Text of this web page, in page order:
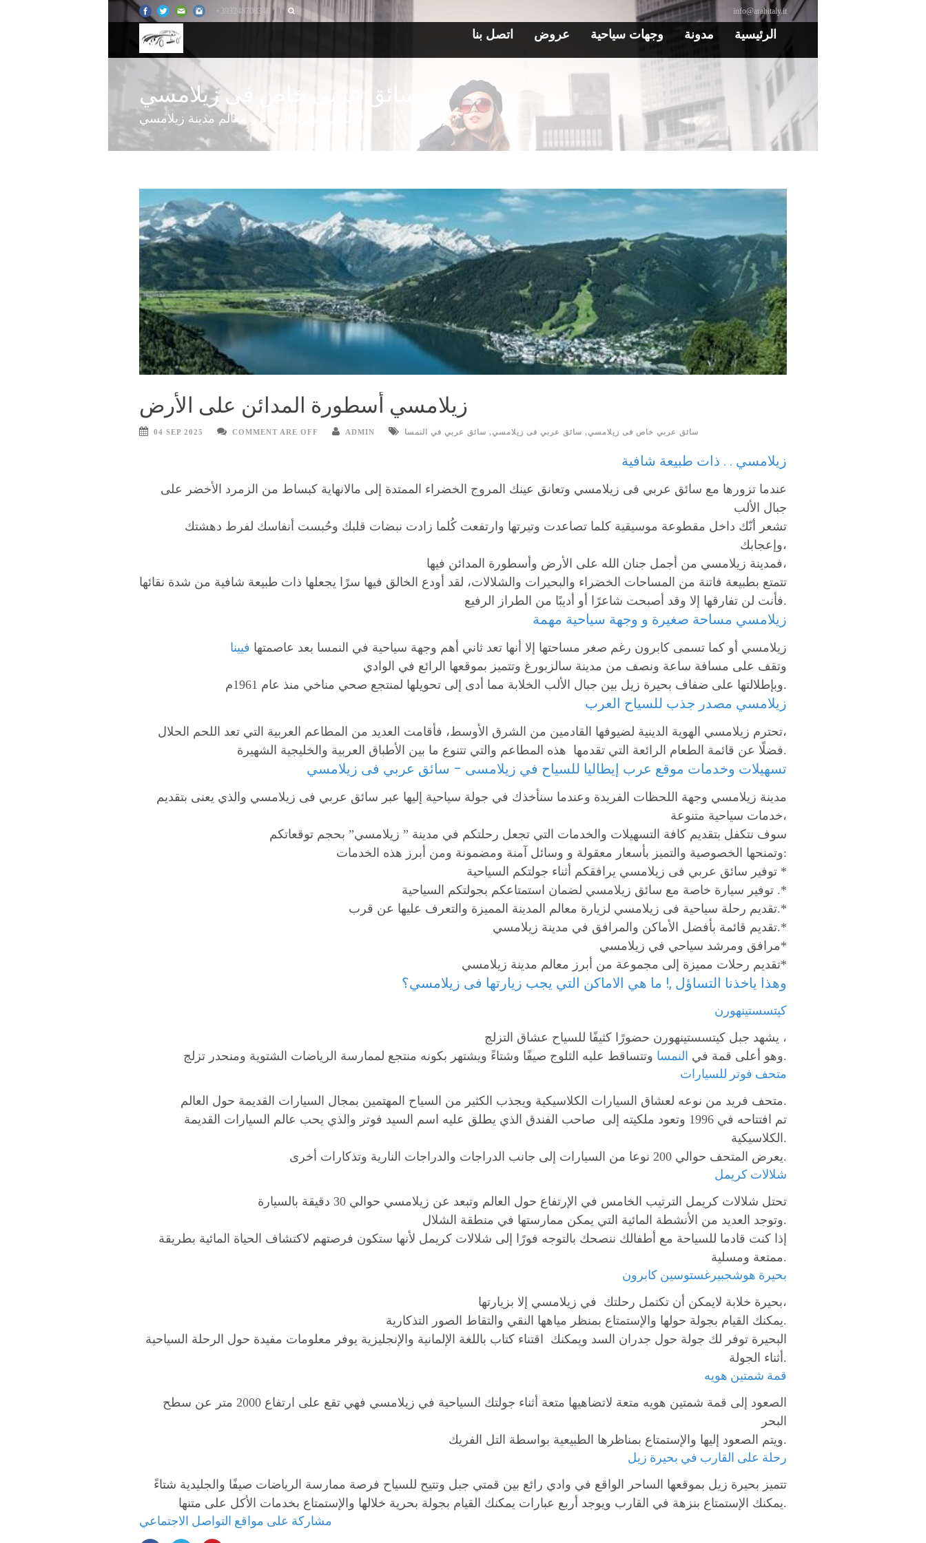
+393248708348 info@arabitaly.it
اتصل بنا عروض وجهات سياحية مدونة الرئيسية
سائق عربي خاص فى زيلامسي
رحلات مميزة إلى أبرز معالم مدينة زيلامسي
زيلامسي أسطورة المدائن على الأرض
04 SEP 2025 COMMENT ARE OFF ADMIN سائق عربي خاص فى زيلامسي , سائق عربي فى زيلامسي , سائق عربي في النمسا
زيلامسي . . ذات طبيعة شافية
عندما تزورها مع سائق عربي فى زيلامسي وتعانق عينك المروج الخضراء الممتدة إلى مالانهاية كبساط من الزمرد الأخضر على
جبال الألب
تشعر أنّك داخل مقطوعة موسيقية كلما تصاعدت وتيرتها وارتفعت كُلما زادت نبضات قلبك وحُبست أنفاسك لفرط دهشتك
وإعجابك،
فمدينة زيلامسي من أجمل جنان الله على الأرض وأسطورة المدائن فيها،
تتمتع بطبيعة فاتنة من المساحات الخضراء والبحيرات والشلالات، لقد أودع الخالق فيها سرًا يجعلها ذات طبيعة شافية من شدة نقائها
فأنت لن تفارقها إلا وقد أصبحت شاعرًا أو أديبًا من الطراز الرفيع.
زيلامسي مساحة صغيرة و وجهة سياحية مهمة
زيلامسي أو كما تسمى كابرون رغم صغر مساحتها إلا أنها تعد ثاني أهم وجهة سياحية في النمسا بعد عاصمتها فيينا
وتقف على مسافة ساعة ونصف من مدينة سالزبورغ وتتميز بموقعها الرائع في الوادي
وبإطلالتها على ضفاف بحيرة زيل بين جبال الألب الخلابة مما أدى إلى تحويلها لمنتجع صحي مناخي منذ عام 1961م.
زيلامسي مصدر جذب للسياح العرب
تحترم زيلامسي الهوية الدينية لضيوفها القادمين من الشرق الأوسط، فأقامت العديد من المطاعم العربية التي تعد اللحم الحلال،
فضلًا عن قائمة الطعام الرائعة التي تقدمها هذه المطاعم والتي تتنوع ما بين الأطباق العربية والخليجية الشهيرة.
تسهيلات وخدمات موقع عرب إيطاليا للسياح في زيلامسى – سائق عربي فى زيلامسي
مدينة زيلامسي وجهة اللحظات الفريدة وعندما سنأخذك في جولة سياحية إليها عبر سائق عربي فى زيلامسي والذي يعنى بتقديم
خدمات سياحية متنوعة،
سوف نتكفل بتقديم كافة التسهيلات والخدمات التي تجعل رحلتكم في مدينة ” زيلامسي” بحجم توقعاتكم
وتمنحها الخصوصية والتميز بأسعار معقولة و وسائل آمنة ومضمونة ومن أبرز هذه الخدمات:
توفير سائق عربي فى زيلامسي يرافقكم أثناء جولتكم السياحية *
توفير سيارة خاصة مع سائق زيلامسي لضمان استمتاعكم بجولتكم السياحية .*
تقديم رحلة سياحية فى زيلامسي لزيارة معالم المدينة المميزة والتعرف عليها عن قرب.*
تقديم قائمة بأفضل الأماكن والمرافق في مدينة زيلامسي.*
مرافق ومرشد سياحي في زيلامسي*
تقديم رحلات مميزة إلى مجموعة من أبرز معالم مدينة زيلامسي*
وهذا ياخذنا التساؤل ,! ما هي الاماكن التي يجب زيارتها فى زيلامسي؟
كيتسستينهورن
يشهد جبل كيتسستينهورن حضورًا كثيفًا للسياح عشاق التزلج ،
وهو أعلى قمة في النمسا وتتساقط عليه الثلوج صيفًا وشتاءً ويشتهر بكونه منتجع لممارسة الرياضات الشتوية ومنحدر تزلج.
متحف فوتر للسيارات
متحف فريد من نوعه لعشاق السيارات الكلاسيكية ويجذب الكثير من السياح المهتمين بمجال السيارات القديمة حول العالم.
تم افتتاحه في 1996 وتعود ملكيته إلى صاحب الفندق الذي يطلق عليه اسم السيد فوتر والذي يحب عالم السيارات القديمة
الكلاسيكية.
يعرض المتحف حوالي 200 نوعا من السيارات إلى جانب الدراجات والدراجات النارية وتذكارات أخرى.
شلالات كريمل
تحتل شلالات كريمل الترتيب الخامس في الإرتفاع حول العالم وتبعد عن زيلامسي حوالي 30 دقيقة بالسيارة
وتوجد العديد من الأنشطة المائية التي يمكن ممارستها في منطقة الشلال.
إذا كنت قادما للسياحة مع أطفالك ننصحك بالتوجه فورًا إلى شلالات كريمل لأنها ستكون فرصتهم لاكتشاف الحياة المائية بطريقة
ممتعة ومسلية.
بحيرة هوشجبيرغستوسين كابرون
بحيرة خلابة لايمكن أن تكتمل رحلتك في زيلامسي إلا بزيارتها،
يمكنك القيام بجولة حولها والإستمتاع بمنظر مياهها النقي والتقاط الصور التذكارية.
البحيرة توفر لك جولة حول جدران السد ويمكنك اقتناء كتاب باللغة الإلمانية والإنجليزية يوفر معلومات مفيدة حول الرحلة السياحية
أثناء الجولة.
قمة شمتين هويه
الصعود إلى قمة شمتين هويه متعة لاتضاهيها متعة أثناء جولتك السياحية في زيلامسي فهي تقع على ارتفاع 2000 متر عن سطح
البحر
ويتم الصعود إليها والإستمتاع بمناظرها الطبيعية بواسطة التل الفريك.
رحلة على القارب في بحيرة زيل
تتميز بحيرة زيل بموقعها الساحر الواقع في وادي رائع بين قمتي جبل وتتيح للسياح فرصة ممارسة الرياضات صيفًا والجليدية شتاءً
يمكنك الإستمتاع بنزهة في القارب ويوجد أربع عبارات يمكنك القيام بجولة بحرية خلالها والإستمتاع بخدمات الأكل على متنها.
مشاركة على مواقع التواصل الاجتماعي